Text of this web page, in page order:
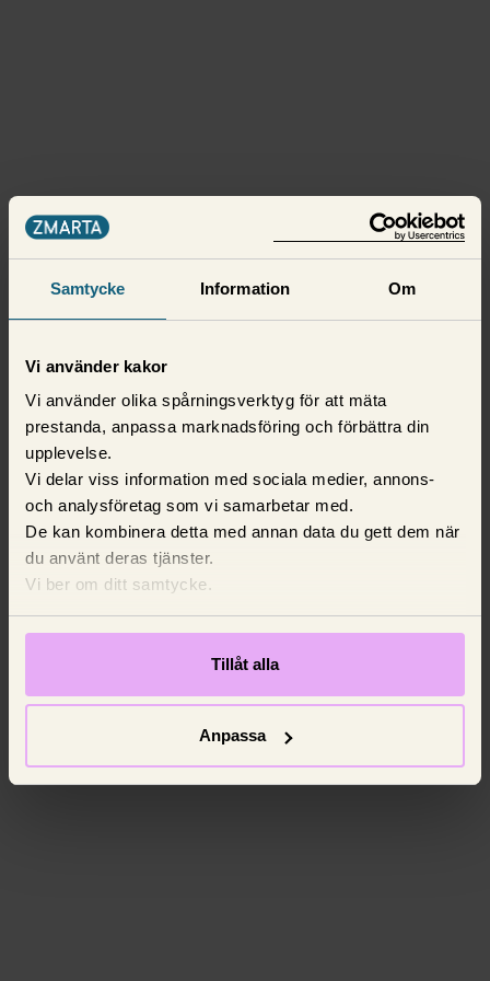
Samtycke Information Om
Vi använder kakor
Vi använder olika spårningsverktyg för att mäta
prestanda, anpassa marknadsföring och förbättra din
upplevelse.
Vi delar viss information med sociala medier, annons-
och analysföretag som vi samarbetar med.
De kan kombinera detta med annan data du gett dem när
du använt deras tjänster.
Vi ber om ditt samtycke.
Tillåt alla
Anpassa